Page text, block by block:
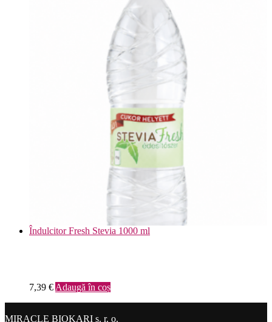
Îndulcitor Fresh Stevia 1000 ml
7,39 € Adaugă în coș
MIRACLE BIOKARI s. r. o.